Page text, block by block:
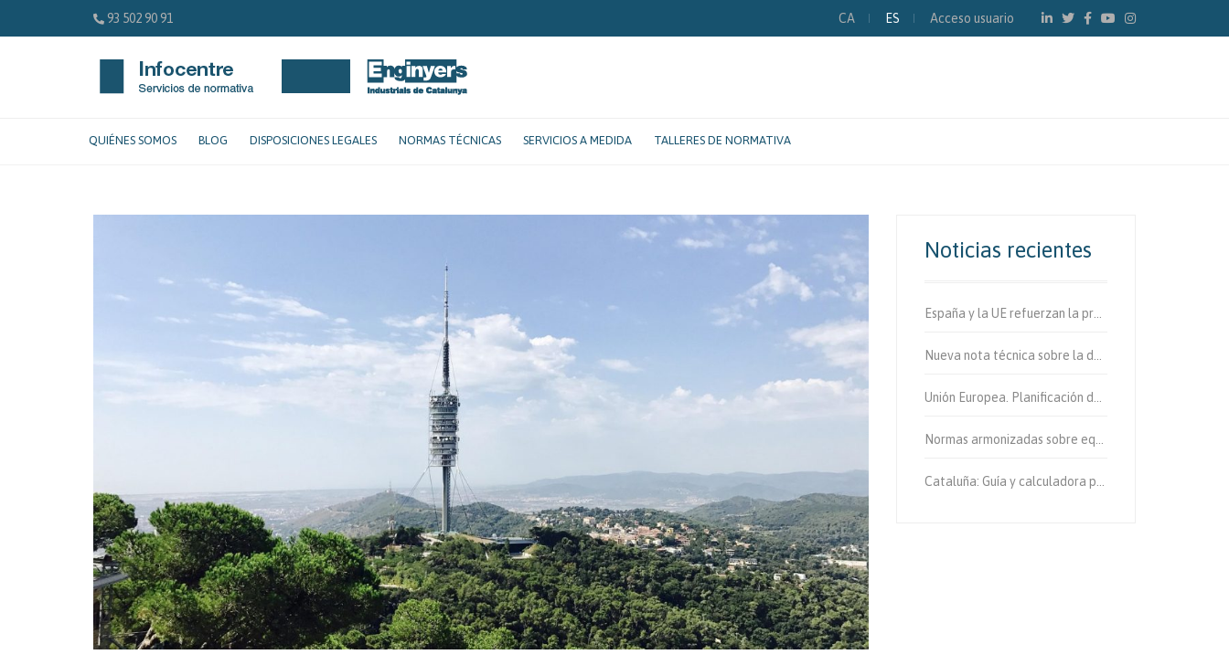
93 502 90 91 CA ES Acceso usuario
QUIÉNES SOMOS BLOG DISPOSICIONES LEGALES NORMAS TÉCNICAS SERVICIOS A MEDIDA TALLERES DE NORMATIVA
Noticias recientes
España y la UE refuerzan la protección de los usuarios vulnerables de la vía.